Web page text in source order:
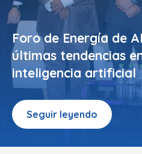
Foro de Energía de
últimas tendencias
inteligencia artificial
Seguir leyendo